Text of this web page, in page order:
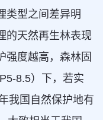
类型之间差异明
的天然再生林表现
强度越高，森林固
8.5）下，若实
我国自然保护地有